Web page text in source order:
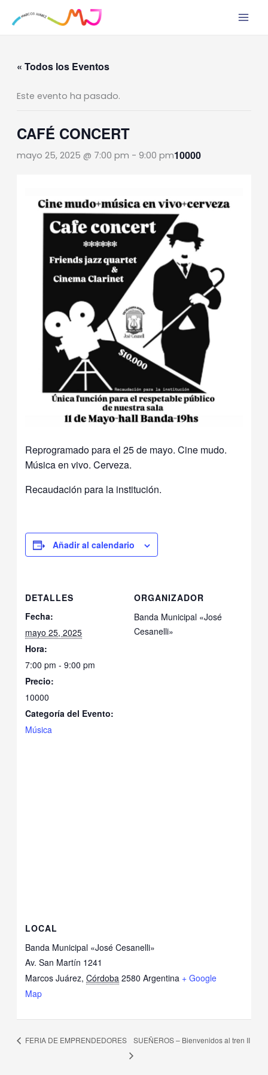
« Todos los Eventos
Este evento ha pasado.
CAFÉ CONCERT
mayo 25, 2025 @ 7:00 pm - 9:00 pm10000
Reprogramado para el 25 de mayo. Cine mudo.
Música en vivo. Cerveza.
Recaudación para la institución.
Añadir al calendario
DETALLES
Fecha:
mayo 25, 2025
Hora:
7:00 pm - 9:00 pm
Precio:
10000
Categoría del Evento:
Música
ORGANIZADOR
Banda Municipal «José
Cesanelli»
LOCAL
Banda Municipal «José Cesanelli»
Av. San Martín 1241
Marcos Juárez, Córdoba 2580 Argentina + Google
Map
FERIA DE EMPRENDEDORES SUEÑEROS – Bienvenidos al tren II